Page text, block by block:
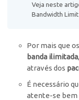
Veja neste
Bandwidth
Por mais que
banda ilimitada
através dos
É necessário
atente-se bem